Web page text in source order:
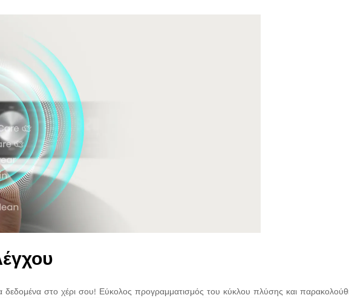
δεδομένα στο χέρι σου! Εύκολος προγραμματισμός του κύκλου πλύσης και